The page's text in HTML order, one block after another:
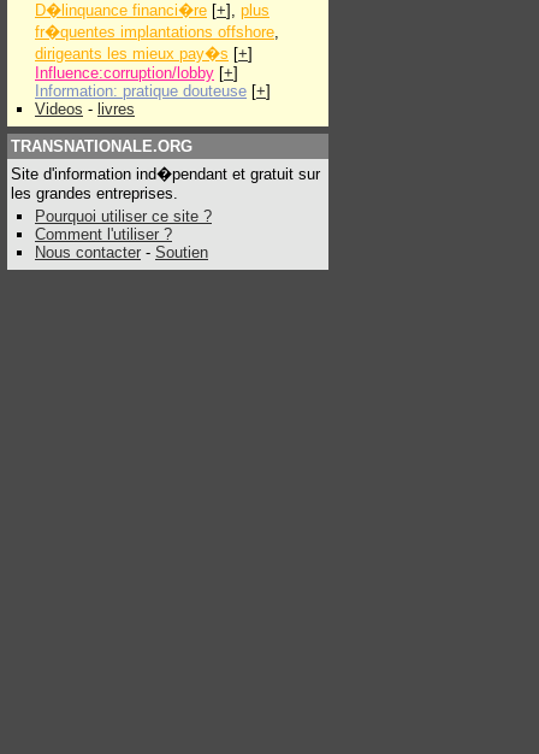
D�linquance financi�re [+], plus
fr�quentes implantations offshore,
dirigeants les mieux pay�s [+]
Influence:corruption/lobby [+]
Information: pratique douteuse [+]
Videos - livres
TRANSNATIONALE.ORG
Site d'information ind�pendant et gratuit sur
les grandes entreprises.
Pourquoi utiliser ce site ?
Comment l'utiliser ?
Nous contacter - Soutien